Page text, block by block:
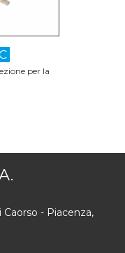
per la
Caorso - Piacenza,